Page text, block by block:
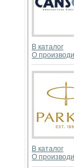
В каталог
О
В каталог
О